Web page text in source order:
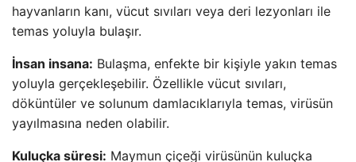
hayvanların kanı, vücut sıvıları veya deri lezyonları ile
temas yoluyla bulaşır.
İnsan insana: Bulaşma, enfekte bir kişiyle yakın temas
yoluyla gerçekleşebilir. Özellikle vücut sıvıları,
döküntüler ve solunum damlacıklarıyla temas, virüsün
yayılmasına neden olabilir.
Kuluçka süresi: Maymun çiçeği virüsünün kuluçka